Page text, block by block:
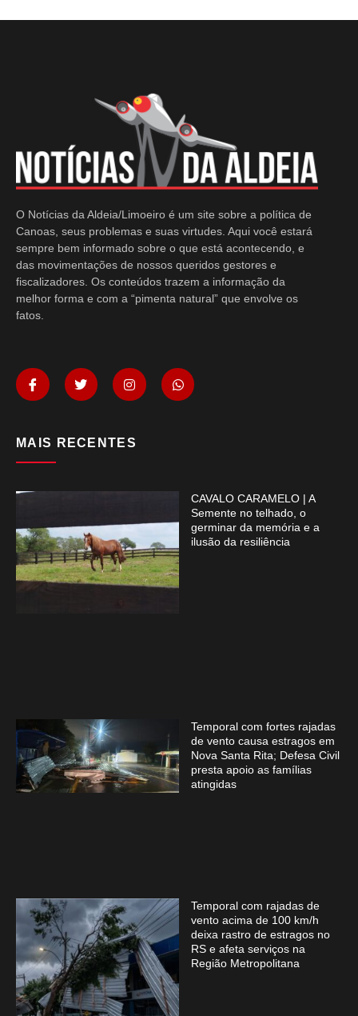
O Notícias da Aldeia/Limoeiro é um site sobre a política de
Canoas, seus problemas e suas virtudes. Aqui você estará
sempre bem informado sobre o que está acontecendo, e
das movimentações de nossos queridos gestores e
fiscalizadores. Os conteúdos trazem a informação da
melhor forma e com a “pimenta natural” que envolve os
fatos.
MAIS RECENTES
CAVALO CARAMELO | A
Semente no telhado, o
germinar da memória e a
ilusão da resiliência
Temporal com fortes rajadas
de vento causa estragos em
Nova Santa Rita; Defesa Civil
presta apoio as famílias
atingidas
Temporal com rajadas de
vento acima de 100 km/h
deixa rastro de estragos no
RS e afeta serviços na
Região Metropolitana